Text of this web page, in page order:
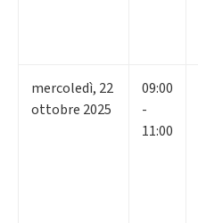
mercoledì, 22
ottobre 2025
09:00
-
11:00